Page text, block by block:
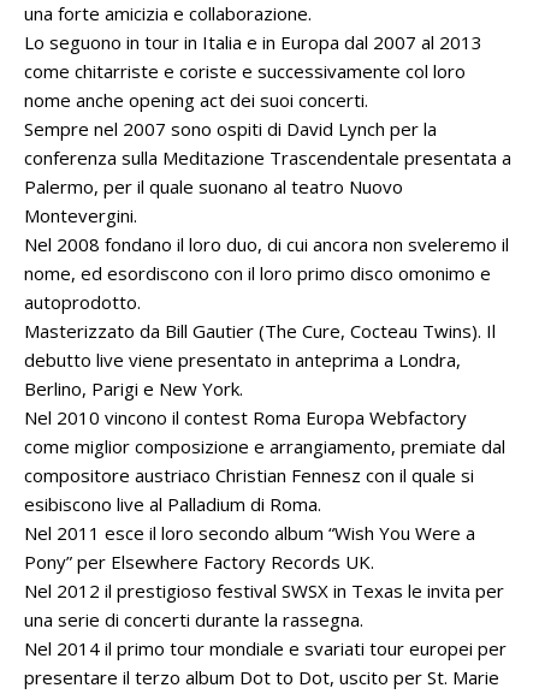
una forte amicizia e collaborazione.
Lo seguono in tour in Italia e in Europa dal 2007 al 2013
come chitarriste e coriste e successivamente col loro
nome anche opening act dei suoi concerti.
Sempre nel 2007 sono ospiti di David Lynch per la
conferenza sulla Meditazione Trascendentale presentata a
Palermo, per il quale suonano al teatro Nuovo
Montevergini.
Nel 2008 fondano il loro duo, di cui ancora non sveleremo il
nome, ed esordiscono con il loro primo disco omonimo e
autoprodotto.
Masterizzato da Bill Gautier (The Cure, Cocteau Twins). Il
debutto live viene presentato in anteprima a Londra,
Berlino, Parigi e New York.
Nel 2010 vincono il contest Roma Europa Webfactory
come miglior composizione e arrangiamento, premiate dal
compositore austriaco Christian Fennesz con il quale si
esibiscono live al Palladium di Roma.
Nel 2011 esce il loro secondo album “Wish You Were a
Pony” per Elsewhere Factory Records UK.
Nel 2012 il prestigioso festival SWSX in Texas le invita per
una serie di concerti durante la rassegna.
Nel 2014 il primo tour mondiale e svariati tour europei per
presentare il terzo album Dot to Dot, uscito per St. Marie